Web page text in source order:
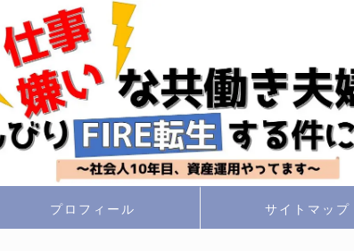
プロフィール サイトマップ